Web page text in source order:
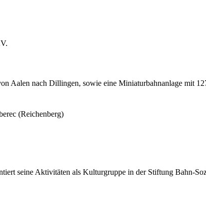
Aalen nach Dillingen, sowie eine Miniaturbahnanlage mit
(Reichenberg)
seine Aktivitäten als Kulturgruppe in der Stiftung Bahn-